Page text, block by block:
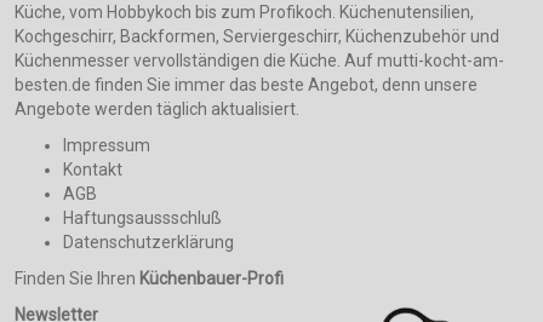
Küche, vom Hobbykoch bis zum Profikoch. Küchenutensilien,
Kochgeschirr, Backformen, Serviergeschirr, Küchenzubehör und
Küchenmesser vervollständigen die Küche. Auf mutti-kocht-am-
besten.de finden Sie immer das beste Angebot, denn unsere
Angebote werden täglich aktualisiert.
Impressum
Kontakt
AGB
Haftungsaussschluß
Datenschutzerklärung
Finden Sie Ihren Küchenbauer-Profi
Newsletter